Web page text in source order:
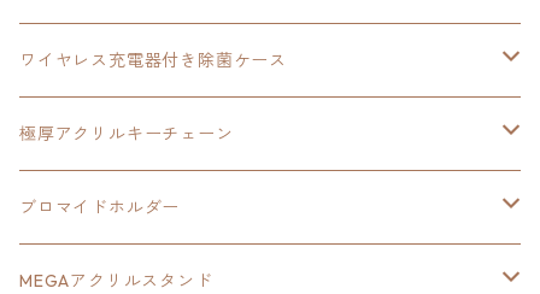
アクリルマグネット
ヘッドホンスタンド
空の軌跡1st
イース
亰都ザナドゥ
王冠クリップ
40周年記念
ワイヤレス充電器付き除菌ケース
創の軌跡
イース
極厚アクリルキーチェーン
日本ファルコム40周年記念イラスト
黎の軌跡
ブロマイドホルダー
40周年記念
MEGAアクリルスタンド